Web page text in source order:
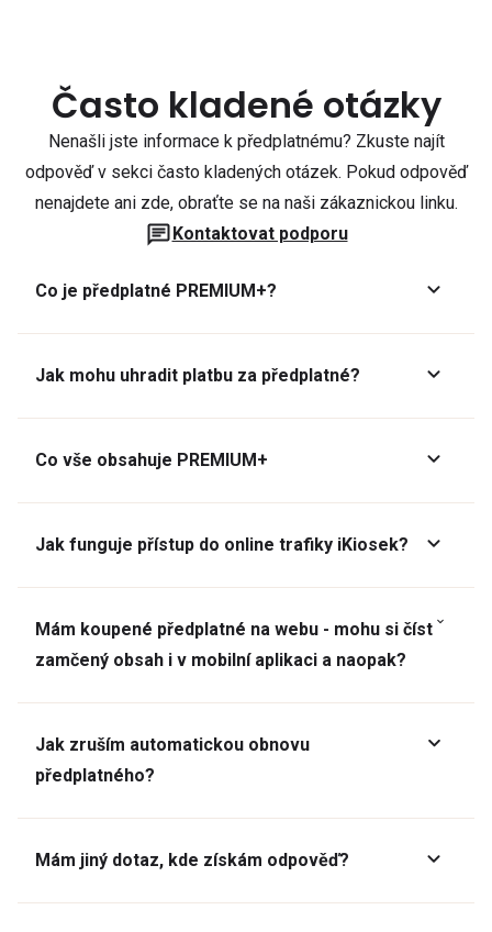
Často kladené otázky
Nenašli jste informace k předplatnému? Zkuste najít
odpověď v sekci často kladených otázek. Pokud odpověď
nenajdete ani zde, obraťte se na naši zákaznickou linku.
Kontaktovat podporu
Co je předplatné PREMIUM+?
Jak mohu uhradit platbu za předplatné?
Co vše obsahuje PREMIUM+
Jak funguje přístup do online trafiky iKiosek?
Mám koupené předplatné na webu - mohu si číst
zamčený obsah i v mobilní aplikaci a naopak?
Jak zruším automatickou obnovu
předplatného?
Mám jiný dotaz, kde získám odpověď?